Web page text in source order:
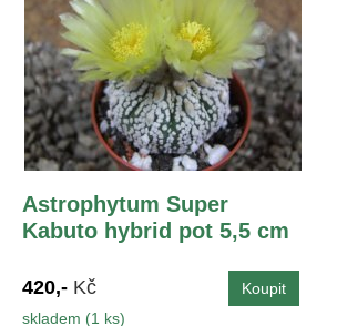
Astrophytum Super
Kabuto hybrid pot 5,5 cm
420,- Kč
skladem (1 ks)